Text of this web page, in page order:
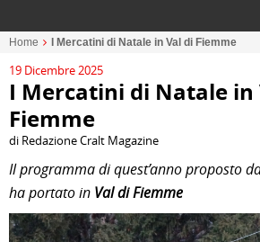
Home I Mercatini di Natale in Val di Fiemme
19 Dicembre 2025
I Mercatini di Natale in
Fiemme
di Redazione Cralt Magazine
Il programma di quest’anno proposto
ha portato in Val di Fiemme